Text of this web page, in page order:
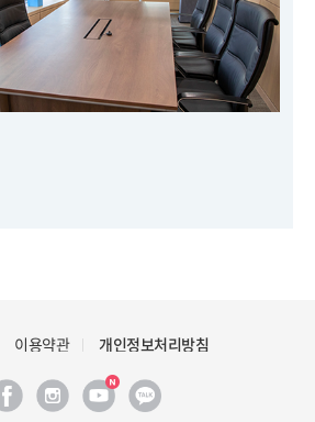
이용약관 개인정보처리방침